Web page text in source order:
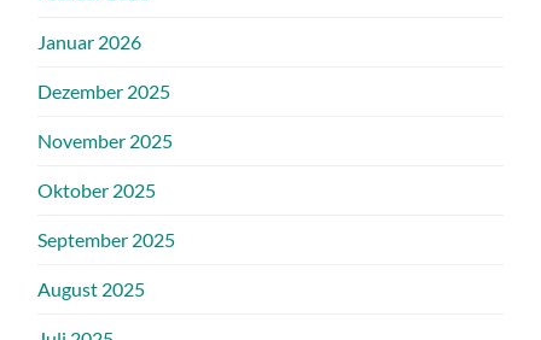
Januar 2026
Dezember 2025
November 2025
Oktober 2025
September 2025
August 2025